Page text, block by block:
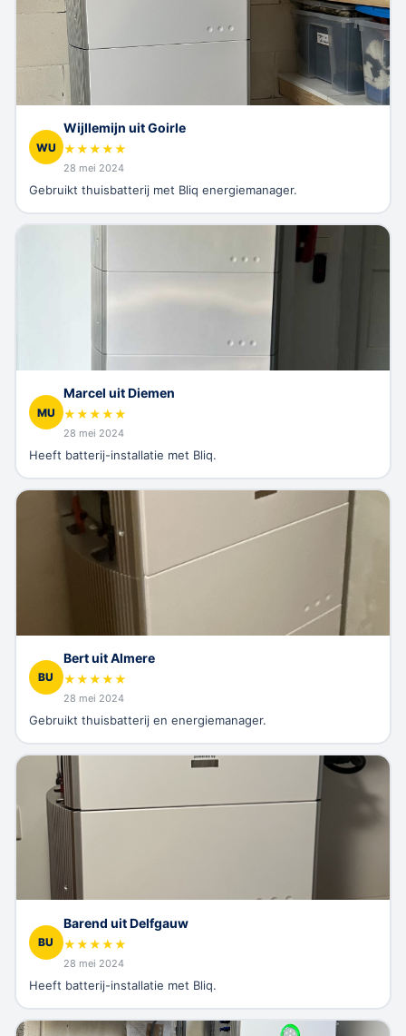
WU
Wijllemijn uit Goirle
★★★★★
28 mei 2024
Gebruikt thuisbatterij met Bliq energiemanager.
MU
Marcel uit Diemen
★★★★★
28 mei 2024
Heeft batterij-installatie met Bliq.
BU
Bert uit Almere
★★★★★
28 mei 2024
Gebruikt thuisbatterij en energiemanager.
BU
Barend uit Delfgauw
★★★★★
28 mei 2024
Heeft batterij-installatie met Bliq.